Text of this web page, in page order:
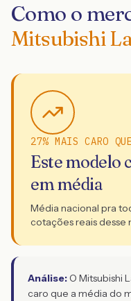
Como o
Mitsubishi
27% MAIS CARO
Este modelo
em média
Média nacional pra
cotações reais desse
Análise: O Mitsubishi
caro que a média do